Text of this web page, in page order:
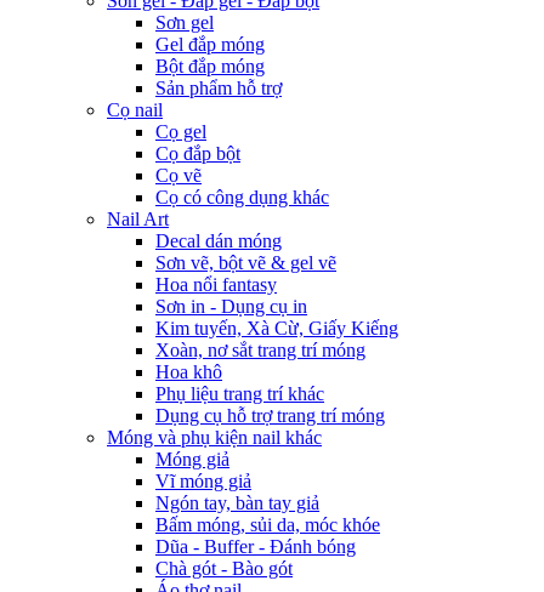
Sơn gel
Gel đắp móng
Bột đắp móng
Sản phẩm hỗ trợ
Cọ nail
Cọ gel
Cọ đắp bột
Cọ vẽ
Cọ có công dụng khác
Nail Art
Decal dán móng
Sơn vẽ, bột vẽ & gel vẽ
Hoa nổi fantasy
Sơn in - Dụng cụ in
Kim tuyến, Xà Cừ, Giấy Kiếng
Xoàn, nơ sắt trang trí móng
Hoa khô
Phụ liệu trang trí khác
Dụng cụ hỗ trợ trang trí móng
Móng và phụ kiện nail khác
Móng giả
Vĩ móng giả
Ngón tay, bàn tay giả
Bấm móng, sủi da, móc khóe
Dũa - Buffer - Đánh bóng
Chà gót - Bào gót